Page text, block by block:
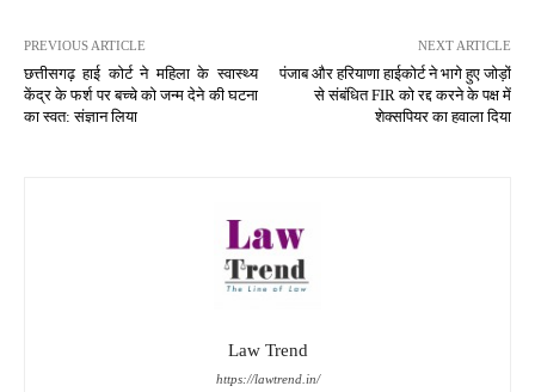
PREVIOUS ARTICLE
छत्तीसगढ़ हाई कोर्ट ने महिला के स्वास्थ्य
केंद्र के फर्श पर बच्चे को जन्म देने की घटना
का स्वत: संज्ञान लिया
NEXT ARTICLE
पंजाब और हरियाणा हाईकोर्ट ने भागे हुए जोड़ों
से संबंधित FIR को रद्द करने के पक्ष में
शेक्सपियर का हवाला दिया
Law Trend
https://lawtrend.in/